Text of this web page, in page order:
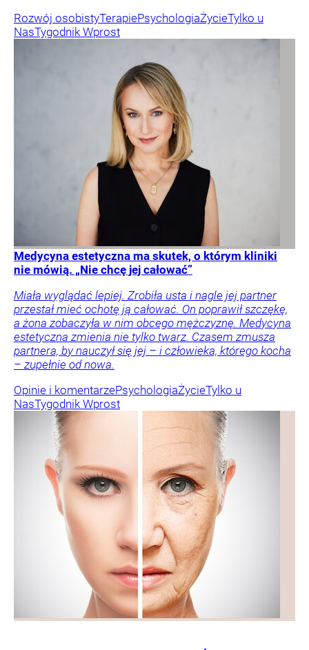
Rozwój osobistyTerapiePsychologiaŻycieTylko u
NasTygodnik Wprost
Medycyna estetyczna ma skutek, o którym kliniki
nie mówią. „Nie chcę jej całować”
Miała wyglądać lepiej. Zrobiła usta i nagle jej partner
przestał mieć ochotę ją całować. On poprawił szczękę,
a żona zobaczyła w nim obcego mężczyznę. Medycyna
estetyczna zmienia nie tylko twarz. Czasem zmusza
partnera, by nauczył się jej – i człowieka, którego kocha
– zupełnie od nowa.
Opinie i komentarzePsychologiaŻycieTylko u
NasTygodnik Wprost